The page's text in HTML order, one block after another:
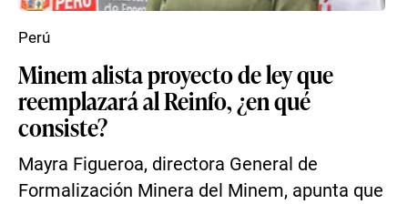
Minem alista proyecto de ley que
reemplazará al Reinfo, ¿en qué
consiste?
Mayra Figueroa, directora General de
Formalización Minera del Minem, apunta que
Perú